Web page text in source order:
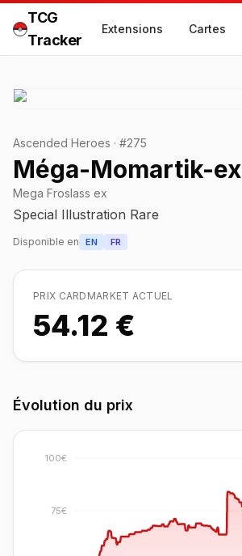
TCG
Tracker
Extensions Cartes
Ascended Heroes · #275
Méga-Momartik-ex
Mega Froslass ex
Special Illustration Rare
Disponible en EN FR
PRIX CARDMARKET ACTUEL
54.12 €
Évolution du prix
75€
100€